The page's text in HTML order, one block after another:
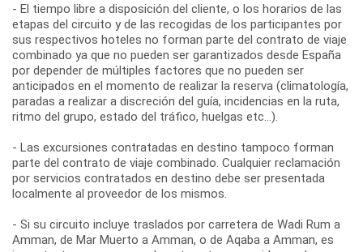
- El tiempo libre a disposición del cliente, o los horarios de las
etapas del circuito y de las recogidas de los participantes por
sus respectivos hoteles no forman parte del contrato de viaje
combinado ya que no pueden ser garantizados desde España
por depender de múltiples factores que no pueden ser
anticipados en el momento de realizar la reserva (climatología,
paradas a realizar a discreción del guía, incidencias en la ruta,
ritmo del grupo, estado del tráfico, huelgas etc...).
- Las excursiones contratadas en destino tampoco forman
parte del contrato de viaje combinado. Cualquier reclamación
por servicios contratados en destino debe ser presentada
localmente al proveedor de los mismos.
- Si su circuito incluye traslados por carretera de Wadi Rum a
Amman, de Mar Muerto a Amman, o de Aqaba a Amman, es